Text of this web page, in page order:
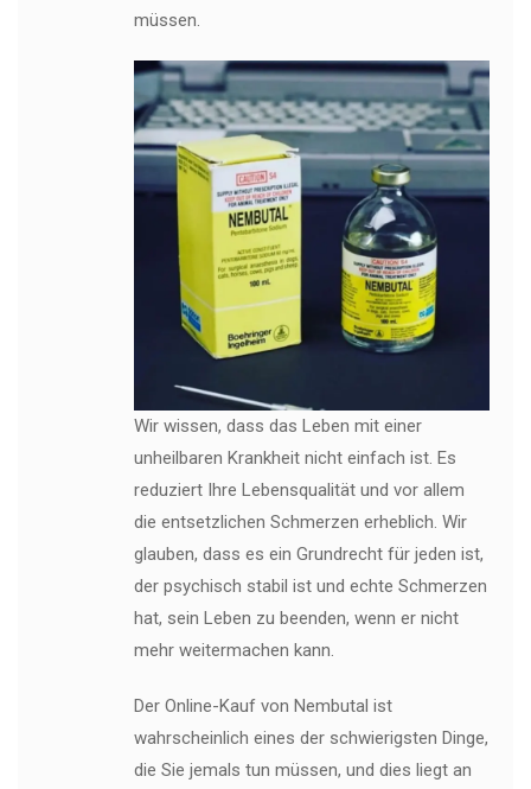
müssen.
Wir wissen, dass das Leben mit einer
unheilbaren Krankheit nicht einfach ist. Es
reduziert Ihre Lebensqualität und vor allem
die entsetzlichen Schmerzen erheblich. Wir
glauben, dass es ein Grundrecht für jeden ist,
der psychisch stabil ist und echte Schmerzen
hat, sein Leben zu beenden, wenn er nicht
mehr weitermachen kann.
Der Online-Kauf von Nembutal ist
wahrscheinlich eines der schwierigsten Dinge,
die Sie jemals tun müssen, und dies liegt an